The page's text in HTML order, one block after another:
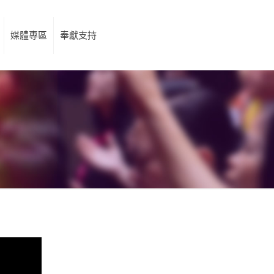
媒體專區 奉獻支持